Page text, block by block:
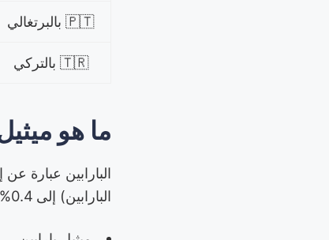
🇵🇹 بالبرتغالي
🇹🇷 بالتركي
ما هو
البارابين) إلى 0.4% (بارابين فردي) (